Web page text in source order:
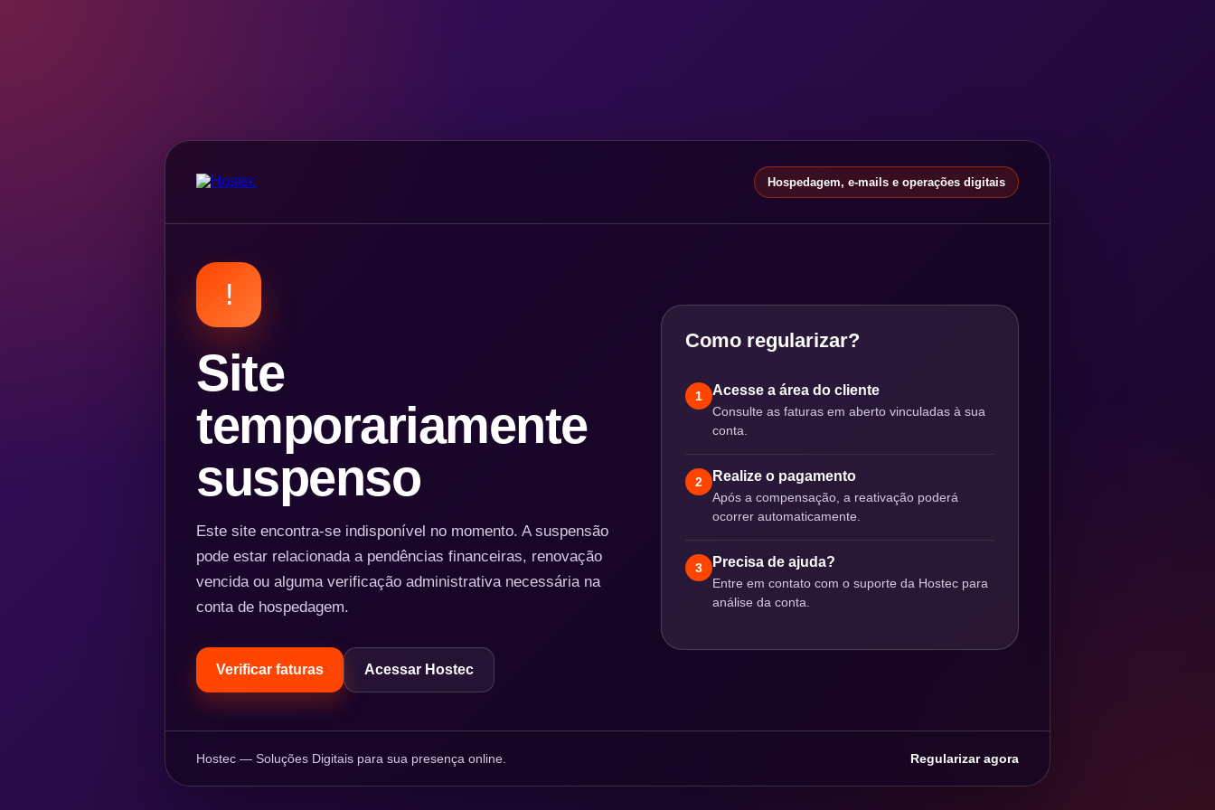
Hospedagem, e-mails e operações digitais
!
Site
temporariamente
suspenso
Este site encontra-se indisponível no momento. A suspensão
pode estar relacionada a pendências financeiras, renovação
vencida ou alguma verificação administrativa necessária na
conta de hospedagem.
Verificar faturas Acessar Hostec
Como regularizar?
1 Acesse a área do cliente
Consulte as faturas em aberto vinculadas à sua
conta.
2 Realize o pagamento
Após a compensação, a reativação poderá
ocorrer automaticamente.
3 Precisa de ajuda?
Entre em contato com o suporte da Hostec para
análise da conta.
Hostec — Soluções Digitais para sua presença online. Regularizar agora